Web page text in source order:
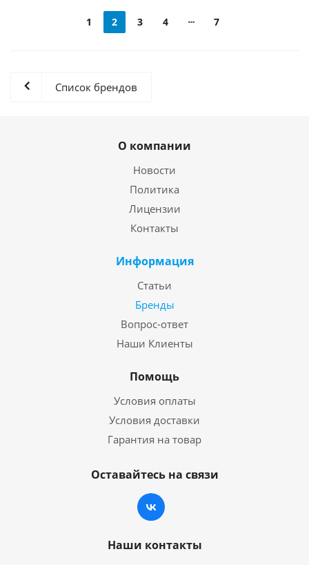
1 2 3 4 7
Список брендов
О компании
Новости
Политика
Лицензии
Контакты
Информация
Статьи
Бренды
Вопрос-ответ
Наши Клиенты
Помощь
Условия оплаты
Условия доставки
Гарантия на товар
Оставайтесь на связи
Наши контакты